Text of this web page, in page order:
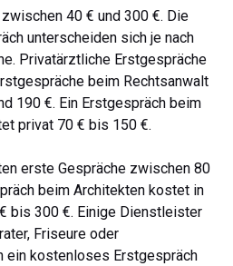
40 € und 300 €. Die
unterscheiden sich je nach
Privatärztliche Erstgespräche
beim Rechtsanwalt
190 €. Ein Erstgespräch beim
privat 70 € bis 150 €.
erste Gespräche zwischen 80
beim Architekten kostet in
bis 300 €. Einige Dienstleister
Friseure oder
ein kostenloses Erstgespräch